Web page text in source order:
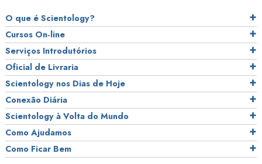
O que é Scientology?
Cursos On‑line
Serviços Introdutórios
Oficial de Livraria
Scientology nos Dias de Hoje
Conexão Diária
Scientology à Volta do Mundo
Como Ajudamos
Como Ficar Bem